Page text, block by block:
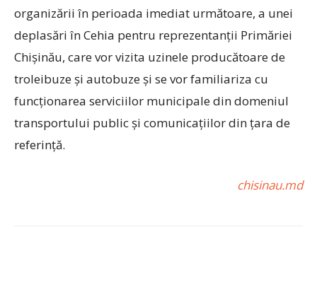
organizării în perioada imediat următoare, a unei
deplasări în Cehia pentru reprezentanții Primăriei
Chișinău, care vor vizita uzinele producătoare de
troleibuze și autobuze și se vor familiariza cu
funcționarea serviciilor municipale din domeniul
transportului public și comunicațiilor din țara de
referință.
chisinau.md